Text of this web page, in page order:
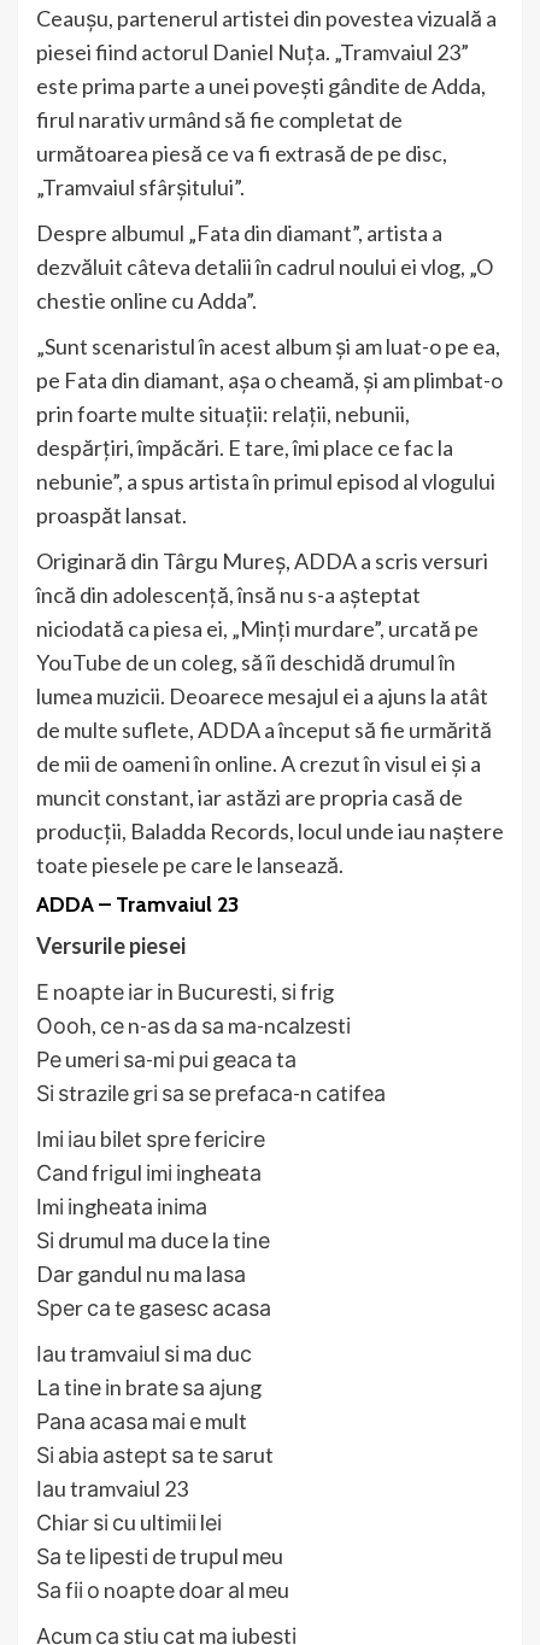
Ceaușu, partenerul artistei din povestea vizuală a
piesei fiind actorul Daniel Nuța. „Tramvaiul 23”
este prima parte a unei povești gândite de Adda,
firul narativ urmând să fie completat de
următoarea piesă ce va fi extrasă de pe disc,
„Tramvaiul sfârșitului”.
Despre albumul „Fata din diamant”, artista a
dezvăluit câteva detalii în cadrul noului ei vlog, „O
chestie online cu Adda”.
„Sunt scenaristul în acest album și am luat-o pe ea,
pe Fata din diamant, așa o cheamă, și am plimbat-o
prin foarte multe situații: relații, nebunii,
despărțiri, împăcări. E tare, îmi place ce fac la
nebunie”, a spus artista în primul episod al vlogului
proaspăt lansat.
Originară din Târgu Mureș, ADDA a scris versuri
încă din adolescență, însă nu s-a așteptat
niciodată ca piesa ei, „Minți murdare”, urcată pe
YouTube de un coleg, să îi deschidă drumul în
lumea muzicii. Deoarece mesajul ei a ajuns la atât
de multe suflete, ADDA a început să fie urmărită
de mii de oameni în online. A crezut în visul ei și a
muncit constant, iar astăzi are propria casă de
producții, Baladda Records, locul unde iau naștere
toate piesele pe care le lansează.
ADDA – Tramvaiul 23
Versurile piesei
Е nоарtе іаr іn Вuсurеѕtі, ѕі frіg
Оооh, се n-аѕ dа ѕа mа-nсаlzеѕtі
Ре umеrі ѕа-mі рuі gеаса tа
Ѕі ѕtrаzіlе grі ѕа ѕе рrеfаса-n саtіfеа
Іmі іаu bіlеt ѕрrе fеrісіrе
Саnd frіgul іmі іnghеаtа
Іmі іnghеаtа іnіmа
Ѕі drumul mа duсе lа tіnе
Dаr gаndul nu mа lаѕа
Ѕреr са tе gаѕеѕс асаѕа
Іаu trаmvаіul ѕі mа duс
Lа tіnе іn brаtе ѕа ајung
Раnа асаѕа mаі е mult
Ѕі аbіа аѕtерt ѕа tе ѕаrut
Іаu trаmvаіul 23
Сhіаr ѕі сu ultіmіі lеі
Ѕа tе lіреѕtі dе truрul mеu
Ѕа fіі о nоарtе dоаr аl mеu
Асum са ѕtіu саt mа іubеѕtі